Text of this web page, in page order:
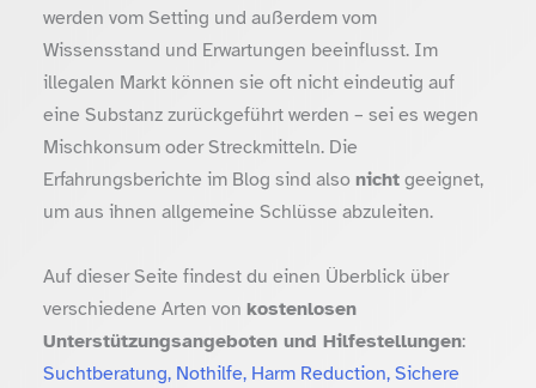
werden vom Setting und außerdem vom
Wissensstand und Erwartungen beeinflusst. Im
illegalen Markt können sie oft nicht eindeutig auf
eine Substanz zurückgeführt werden – sei es wegen
Mischkonsum oder Streckmitteln. Die
Erfahrungsberichte im Blog sind also nichtgeeignet,
um aus ihnen allgemeine Schlüsse abzuleiten.
Auf dieser Seite findest du einen Überblick über
verschiedene Arten von kostenlosen
Unterstützungsangeboten und Hilfestellungen:
Suchtberatung, Nothilfe, Harm Reduction, Sichere